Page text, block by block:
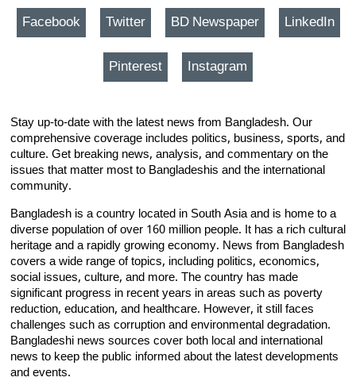
Facebook Twitter BD Newspaper LinkedIn
Pinterest Instagram
Stay up-to-date with the latest news from Bangladesh. Our
comprehensive coverage includes politics, business, sports, and
culture. Get breaking news, analysis, and commentary on the
issues that matter most to Bangladeshis and the international
community.
Bangladesh is a country located in South Asia and is home to a
diverse population of over 160 million people. It has a rich cultural
heritage and a rapidly growing economy. News from Bangladesh
covers a wide range of topics, including politics, economics,
social issues, culture, and more. The country has made
significant progress in recent years in areas such as poverty
reduction, education, and healthcare. However, it still faces
challenges such as corruption and environmental degradation.
Bangladeshi news sources cover both local and international
news to keep the public informed about the latest developments
and events.